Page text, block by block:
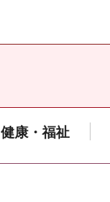
健康・福祉